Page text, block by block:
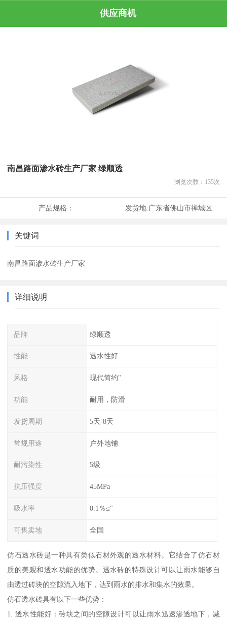
供应商机
南昌路面渗水砖生产厂家 绿顺透
浏览次数： 135次
产品规格： 发货地:广东省佛山市禅城区
关键词
南昌路面渗水砖生产厂家
详细说明
品牌 绿顺透
性能 透水性好
风格 现代简约"
功能 耐用，防滑
发货周期 5天-8天
常规用途 户外地铺
耐污染性 5级
抗压强度 45MPa
吸水率 0.1％≤"
可售卖地 全国
仿石透水砖是一种具有类似石材外观的透水材料。它结合了仿石材
质的美观和透水功能的优势。透水砖的特殊设计可以让雨水能够自
由透过砖块的空隙流入地下，达到雨水的排水和集水的效果。
仿石透水砖具有以下一些优势：
1. 透水性能好：砖块之间的空隙设计可以让雨水迅速渗透地下，减